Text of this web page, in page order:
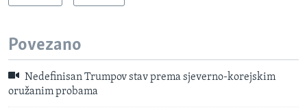
Povezano
Nedefinisan Trumpov stav prema sjeverno-korejskim
oružanim probama